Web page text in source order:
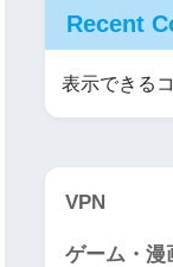
Recent
表示できる
VPN
ゲーム・漫